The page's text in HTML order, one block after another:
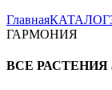
ГлавнаяКАТАЛОГ
ГАРМОНИЯ
ВСЕ РАСТЕНИЯ